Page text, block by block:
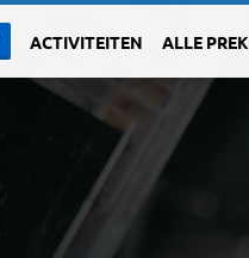
ACTIVITEITEN ALLE